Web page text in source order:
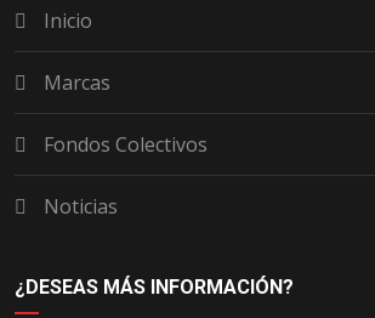
Inicio
Marcas
Fondos Colectivos
Noticias
¿DESEAS MÁS INFORMACIÓN?